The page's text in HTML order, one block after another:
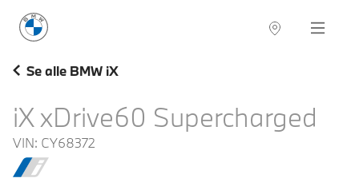
BMW Norge Navigation
Se alle BMW iX
iX xDrive60 Supercharged
VIN: CY68372